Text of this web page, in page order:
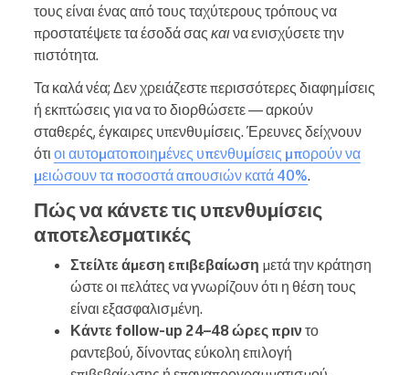
τους είναι ένας από τους ταχύτερους τρόπους να
προστατέψετε τα έσοδά σας καινα ενισχύσετε την
πιστότητα.
Τα καλά νέα; Δεν χρειάζεστε περισσότερες διαφημίσεις
ή εκπτώσεις για να το διορθώσετε — αρκούν
σταθερές, έγκαιρες υπενθυμίσεις. Έρευνες δείχνουν
ότι οι αυτοματοποιημένες υπενθυμίσεις μπορούν να
μειώσουν τα ποσοστά απουσιών κατά 40%.
Πώς να κάνετε τις υπενθυμίσεις
αποτελεσματικές
Στείλτε άμεση επιβεβαίωση μετά την κράτηση
ώστε οι πελάτες να γνωρίζουν ότι η θέση τους
είναι εξασφαλισμένη.
Κάντε follow-up 24–48 ώρες πριντο
ραντεβού, δίνοντας εύκολη επιλογή